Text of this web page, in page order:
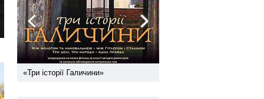
«Три історії Галичини»